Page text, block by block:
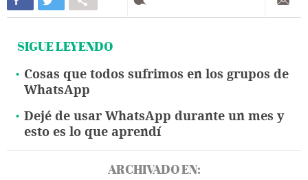
SIGUE LEYENDO
Cosas que todos sufrimos en los grupos de
WhatsApp
Dejé de usar WhatsApp durante un mes y
esto es lo que aprendí
ARCHIVADO EN: